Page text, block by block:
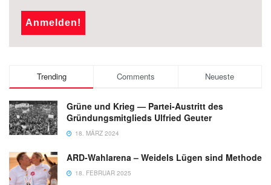
Trending Comments Neueste
Grüne und Krieg — Partei-Austritt des
Gründungsmitglieds Ulfried Geuter
18. MÄRZ 2024
ARD-Wahlarena – Weidels Lügen sind Methode
18. FEBRUAR 2025